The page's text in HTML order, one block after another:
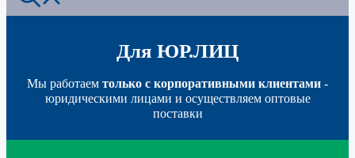
Для ЮР.ЛИЦ
Мы работаем только с корпоративными клиентами -
юридическими лицами и осуществляем оптовые
поставки